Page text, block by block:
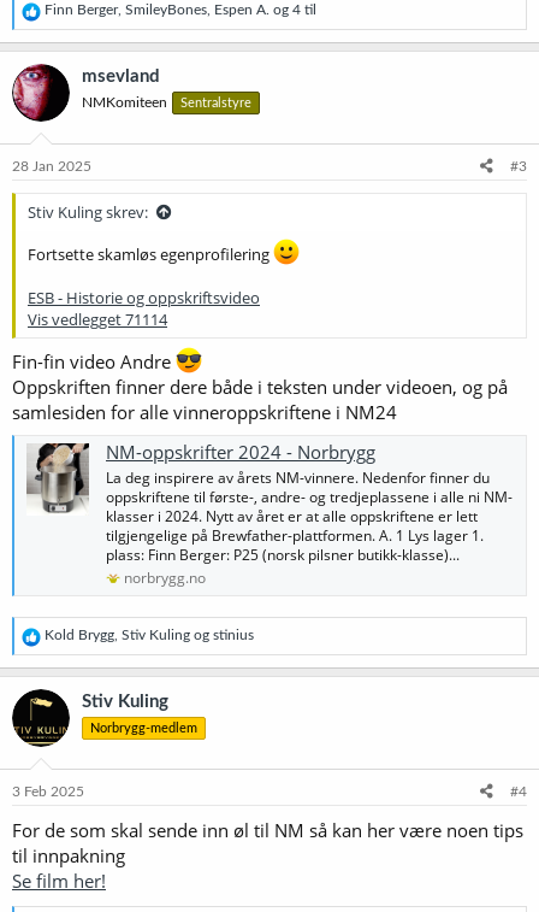
R
e
a
k
s
j
o
e
Finn Berger, SmileyBones Espen A. og 4 til
msevland
NMKomiteen Sentralstyre
28 Jan 2025 #3
Stiv Kuling skrev:
Fortsette skamløs egenprofilering
ESB - Historie og oppskriftsvideo
Vis vedlegget 71114
Fin-fin video Andre
Oppskriften finner dere både i teksten under videoen, og på
samlesiden for alle vinneroppskriftene i NM24
NM-oppskrifter 2024 - Norbrygg
La deg inspirere av årets NM-vinnere. Nedenfor finner du
oppskriftene til første-, andre- og tredjeplassene i alle ni NM-
klasser i 2024. Nytt av året er at alle oppskriftene er lett
tilgjengelige på Brewfather-plattformen. A. 1 Lys lager 1.
plass: Finn Berger: P25 (norsk pilsner butikk-klasse)...
norbrygg.no
R
e
a
k
s
j
o
e
:
Kold Brygg Stiv Kuling og stinius
Stiv Kuling
Norbrygg-medlem
3 Feb 2025 #4
For de som skal sende inn øl til NM så kan her være noen tips
til innpakning
Se film her!